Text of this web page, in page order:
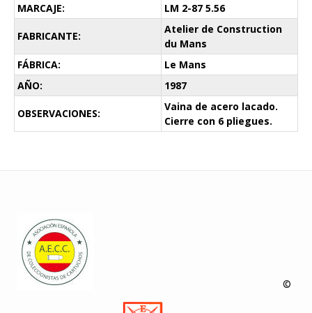
MARCAJE:
LM 2-87 5.56
FABRICANTE:
Atelier de Construction
du Mans
FÁBRICA:
Le Mans
AÑO:
1987
OBSERVACIONES:
Vaina de acero lacado.
Cierre con 6 pliegues.
©